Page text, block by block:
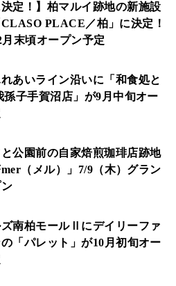
決定！】柏マルイ跡地の新施設
PLACE／柏」に決定！
月末頃オープン予定
あいライン沿いに「和食処と
孫子手賀沼店」が9月中旬オー
公園前の自家焙煎珈琲店跡地
（メル）」7/9（木）グラン
ン
南柏モールⅡにデイリーファ
「パレット」が10月初旬オー